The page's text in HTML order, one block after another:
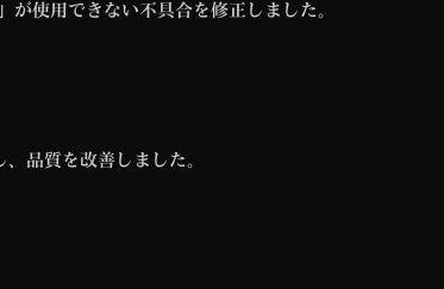
使用できない不具合を修正しました。
品質を改善しました。